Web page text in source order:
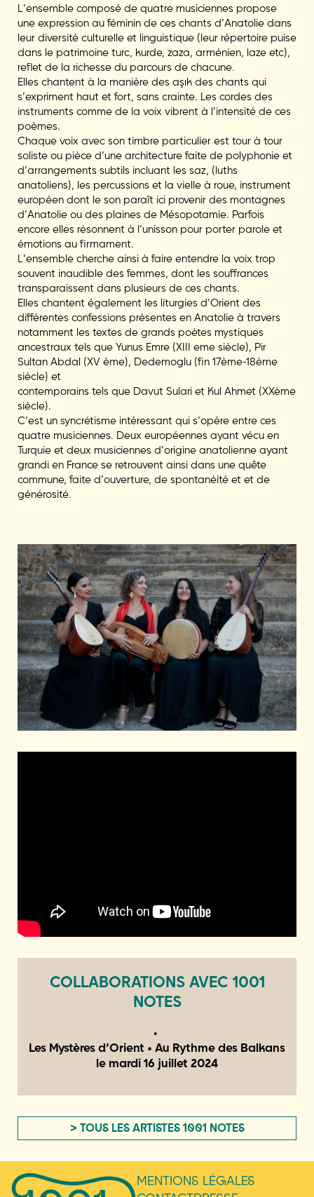
L’ensemble composé de quatre musiciennes propose
une expression au féminin de ces chants d’Anatolie dans
leur diversité culturelle et linguistique (leur répertoire puise
dans le patrimoine turc, kurde, zaza, arménien, laze etc),
reflet de la richesse du parcours de chacune.
Elles chantent à la manière des aşık des chants qui
s’expriment haut et fort, sans crainte. Les cordes des
instruments comme de la voix vibrent à l’intensité de ces
poèmes.
Chaque voix avec son timbre particulier est tour à tour
soliste ou pièce d’une architecture faite de polyphonie et
d’arrangements subtils incluant les saz, (luths
anatoliens), les percussions et la vielle à roue, instrument
européen dont le son paraît ici provenir des montagnes
d’Anatolie ou des plaines de Mésopotamie. Parfois
encore elles résonnent à l’unisson pour porter parole et
émotions au firmament.
L’ensemble cherche ainsi à faire entendre la voix trop
souvent inaudible des femmes, dont les souffrances
transparaissent dans plusieurs de ces chants.
Elles chantent également les liturgies d’Orient des
différentes confessions présentes en Anatolie à travers
notamment les textes de grands poètes mystiques
ancestraux tels que Yunus Emre (XIII eme siècle), Pir
Sultan Abdal (XV ème), Dedemoglu (fin 17ème-18ème
siècle) et
contemporains tels que Davut Sulari et Kul Ahmet (XXème
siècle).
C’est un syncrétisme intéressant qui s’opère entre ces
quatre musiciennes. Deux européennes ayant vécu en
Turquie et deux musiciennes d’origine anatolienne ayant
grandi en France se retrouvent ainsi dans une quête
commune, faite d’ouverture, de spontanéité et et de
générosité.
COLLABORATIONS AVEC 1001
NOTES
Les Mystères d’Orient • Au Rythme des Balkans
le mardi 16 juillet 2024
> TOUS LES ARTISTES 1001 NOTES
MENTIONS LÉGALES